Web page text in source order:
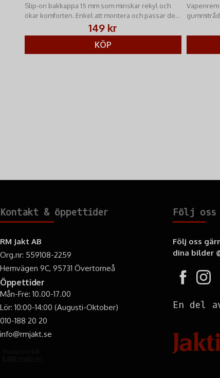
Slip-on bakkappa 15 mm som minskar rekyl och
ökar komforten. Enkel att montera och passar de
149 kr
KÖP
en av de
Kontakt & öppettider
RM Jakt AB
Org.nr: 559108-2259
Hemvägen 9C, 95731 Övertorneå
Öppettider
Mån-Fre: 10.00-17.00
Lör: 10:00-14:00 (Augusti-Oktober)
010-188 20 20
info@rmjakt.se
Följ oss
Följ oss
dina bilder
En del